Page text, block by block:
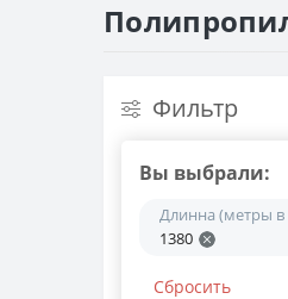
Фильтр
Вы выбрали:
Длинна (метры в
1380
Сбросить